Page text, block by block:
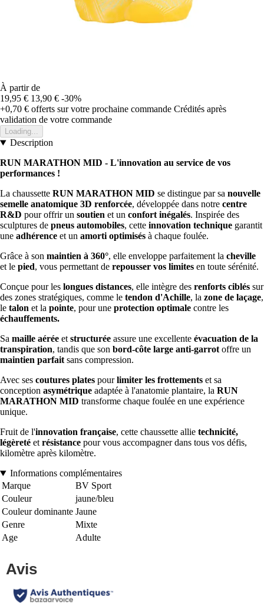
À partir de
19,95 € 13,90 € -30%
+0,70 € offerts sur votre prochaine commande Crédités après
validation de votre commande
Loading...
Description
RUN MARATHON MID - L'innovation au service de vos
performances !
La chaussette RUN MARATHON MID se distingue par sa nouvelle
semelle anatomique 3D renforcée, développée dans notre centre
R&D pour offrir un soutien et un confort inégalés. Inspirée des
sculptures de pneus automobiles, cette innovation technique garantit
une adhérence et un amorti optimisés à chaque foulée.
Grâce à son maintien à 360°, elle enveloppe parfaitement la cheville
et le pied, vous permettant de repousser vos limites en toute sérénité.
Conçue pour les longues distances, elle intègre des renforts ciblés sur
des zones stratégiques, comme le tendon d'Achille, la zone de laçage,
le talon et la pointe, pour une protection optimale contre les
échauffements.
Sa maille aérée et structurée assure une excellente évacuation de la
transpiration, tandis que son bord-côte large anti-garrot offre un
maintien parfait sans compression.
Avec ses coutures plates pourlimiter les frottements et sa
conception asymétrique adaptée à l'anatomie plantaire, la RUN
MARATHON MID transforme chaque foulée en une expérience
unique.
Fruit de l'innovation française, cette chaussette allie technicité,
légèreté et résistance pour vous accompagner dans tous vos défis,
kilomètre après kilomètre.
Informations complémentaires
Marque
BV Sport
Couleur
jaune/bleu
Couleur dominante Jaune
Genre
Mixte
Age
Adulte